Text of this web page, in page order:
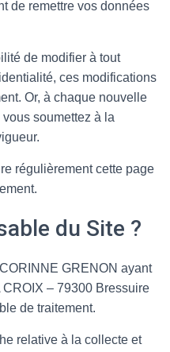
de remettre vos données
de modifier à tout
ces modifications
Or, à chaque nouvelle
soumettez à la
régulièrement cette page
du Site ?
GRENON ayant
– 79300 Bressuire
de traitement.
relative à la collecte et